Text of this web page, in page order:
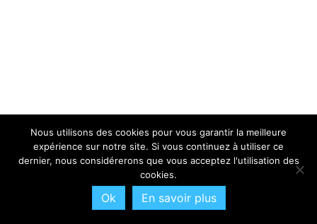
Nous utilisons des cookies pour vous garantir la meilleure
expérience sur notre site. Si vous continuez à utiliser ce
dernier, nous considérerons que vous acceptez l'utilisation des
cookies.
Ok En savoir plus